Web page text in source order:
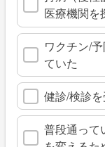
医療機関を
ワクチン/
ていた
健診/検診
普段通って